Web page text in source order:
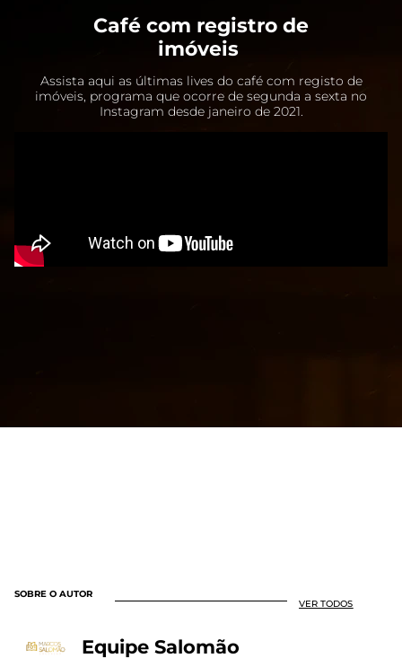
Café com registro de
imóveis
Assista aqui as últimas lives do café com registo de
imóveis, programa que ocorre de segunda a sexta no
Instagram desde janeiro de 2021.
SOBRE O AUTOR
VER TODOS
Equipe Salomão